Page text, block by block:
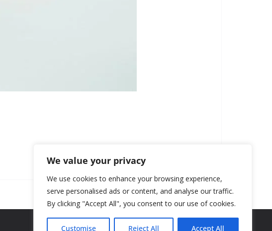
We value your privacy
We use cookies to enhance your browsing experience,
serve personalised ads or content, and analyse our traffic.
By clicking "Accept All", you consent to our use of cookies.
Customise Reject All Accept All